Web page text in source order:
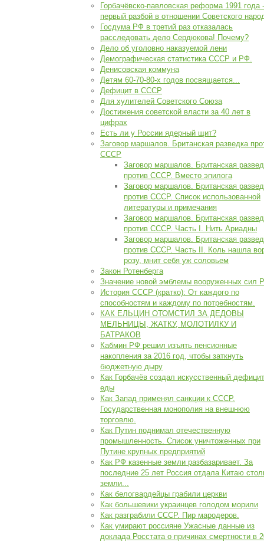
Горбачёвско-павловская реформа 1991 года -
первый разбой в отношении Советского
Госдума РФ в третий раз отказалась
расследовать дело Сердюкова! Почему?
Дело об уголовно наказуемой лени
Демографическая статистика СССР и РФ.
Денисовская коммуна
Детям 60-70-80-х годов посвящается...
Дефицит в СССР
Для хулителей Советского Союза
Достижения советской власти за 40 лет в
цифрах
Есть ли у России ядерный щит?
Заговор маршалов. Британская разведка
СССР
Заговор маршалов. Британская
против СССР. Вместо эпилога
Заговор маршалов. Британская
против СССР. Список использованной
литературы и примечания
Заговор маршалов. Британская
против СССР. Часть I. Нить Ариадны
Заговор маршалов. Британская
против СССР. Часть II. Коль нашла
розу, мнит себя уж соловьем
Закон Ротенберга
Значение новой эмблемы вооруженных сил
История СССР (кратко): От каждого по
способностям и каждому по потребностям.
КАК ЕЛЬЦИН ОТОМСТИЛ ЗА ДЕДОВЫ
МЕЛЬНИЦЫ, ЖАТКУ, МОЛОТИЛКУ И
БАТРАКОВ
Кабмин РФ решил изъять пенсионные
накопления за 2016 год, чтобы заткнуть
бюджетную дыру
Как Горбачёв создал искусственный дефицит
еды
Как Запад применял санкции к СССР.
Государственная монополия на внешнюю
торговлю.
Как Путин поднимал отечественную
промышленность. Список уничтоженных при
Путине крупных предприятий
Как РФ казенные земли разбазаривает. За
последние 25 лет Россия отдала Китаю
земли...
Как белогвардейцы грабили церкви
Как большевики украинцев голодом морили
Как разграбили СССР. Пир мародеров.
Как умирают россияне Ужасные данные из
доклада Росстата о причинах смертности в